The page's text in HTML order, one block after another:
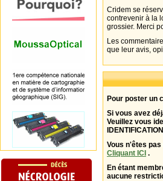
Cridem se
contrevenir à la
grossier. Merci
Les
que leur avis,
Pour poster un
Si vous avez
Veuillez vous
Vous n'êtes
Cliquant ICI .
En étant
aucune